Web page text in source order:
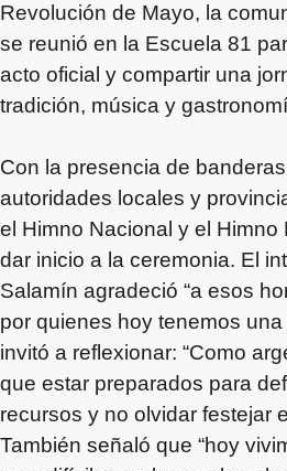
Revolución de Mayo, la
se reunió en la Escuela 81
acto oficial y compartir una
tradición, música y
Con la presencia de
autoridades locales y
el Himno Nacional y el Himno
dar inicio a la ceremonia. El
Salamín agradeció “a esos
por quienes hoy tenemos una
invitó a reflexionar: “Como
que estar preparados para
recursos y no olvidar festejar
También señaló que “hoy